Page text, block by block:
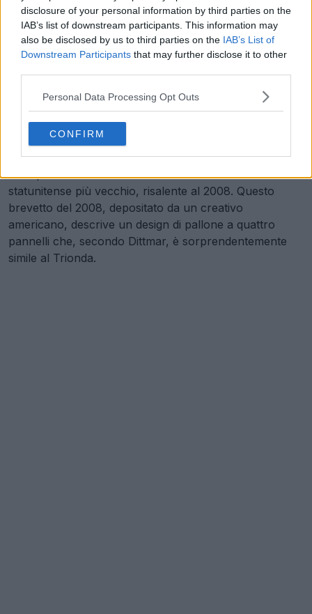
disclosure of your personal information by third parties on the
IAB’s list of downstream participants. This information may
also be disclosed by us to third parties on the IAB’s List of
Downstream Participants that may further disclose it to other
Personal Data Processing Opt Outs
CONFIRM
L'argomento del "prior art"
Dato che Adidas ha tecnicamente presentato la sua
domanda segreta all'EUIPO prima della registrazione
tedesca di Dittmar, quest'ultimo ha intrapreso una
strada legale diversa per invalidare la rivendicazione di
Nell'ottobre 2025, Dittmar ha chiesto la cancellazione
della protezione di Adidas citando un brevetto
statunitense più vecchio, risalente al 2008. Questo
brevetto del 2008, depositato da un creativo
americano, descrive un design di pallone a quattro
pannelli che, secondo Dittmar, è sorprendentemente
simile al Trionda.